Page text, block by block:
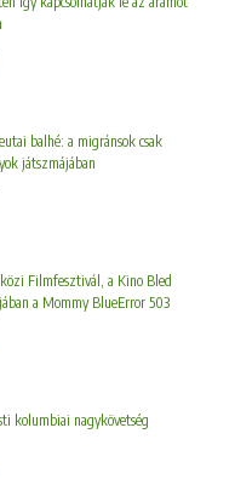
balhé: a migránsok csak
játszmájában
Filmfesztivál, a Kino Bled
a Mommy BlueError 503
kolumbiai nagykövetség